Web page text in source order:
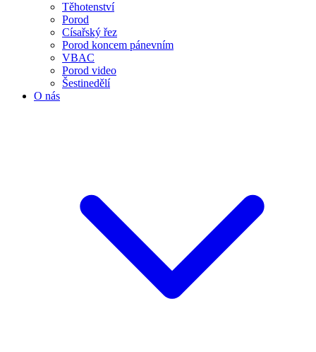
Těhotenství
Porod
Císařský řez
Porod koncem pánevním
VBAC
Porod video
Šestinedělí
O nás